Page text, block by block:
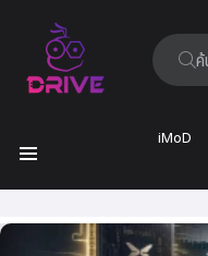
ค้นหา:
iMoD